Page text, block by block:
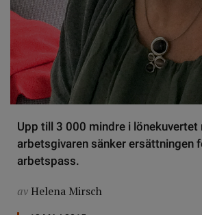
Upp till 3 000 mindre i lönekuvertet
arbetsgivaren sänker ersättningen
arbetspass.
av Helena Mirsch